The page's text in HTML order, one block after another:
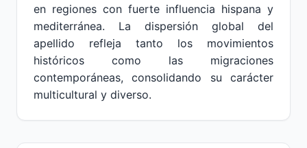
en regiones con fuerte influencia hispana y
mediterránea. La dispersión global del
apellido refleja tanto los movimientos
históricos como las migraciones
contemporáneas, consolidando su carácter
multicultural y diverso.